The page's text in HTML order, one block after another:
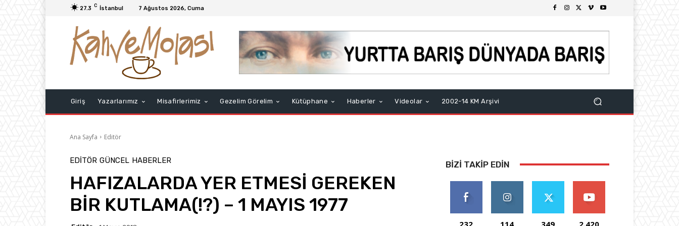
27.3 C İstanbul 7 Ağustos 2026, Cuma
Giriş Yazarlarımız Misafirlerimiz Gezelim Görelim Kütüphane Haberler Videolar 2002-14 KM Arşivi
Ana Sayfa Editör
EDITÖR GÜNCEL HABERLER
HAFIZALARDA YER ETMESİ GEREKEN
BİR KUTLAMA(!?) – 1 MAYIS 1977
BIZI TAKIP EDIN
232 114 349 2,420